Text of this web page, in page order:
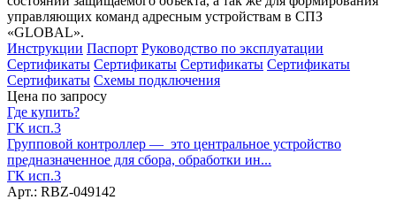
управляющих команд адресным устройствам в СПЗ
«GLOBAL».
Инструкции Паспорт Руководство по эксплуатации
Сертификаты Сертификаты Сертификаты Сертификаты
Сертификаты Схемы подключения
Цена по запросу
Где купить?
ГК исп.3
Групповой контроллер — это центральное устройство
предназначенное для сбора, обработки ин...
ГК исп.3
Арт.: RBZ-049142